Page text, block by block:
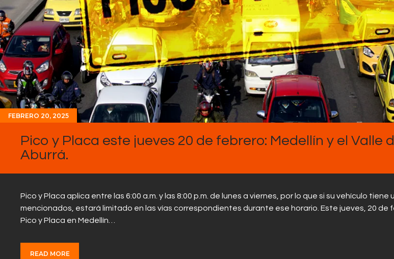
FEBRERO 20, 2025
Pico y Placa este jueves 20 de febrero: Medellín y el Valle
Aburrá.
Pico y Placa aplica entre las 6:00 a.m. y las 8:00 p.m. de lunes a viernes, por lo que si su vehículo tiene
mencionados, estará limitado en las vías correspondientes durante ese horario. Este jueves, 20 de
Pico y Placa en Medellín…
READ MORE